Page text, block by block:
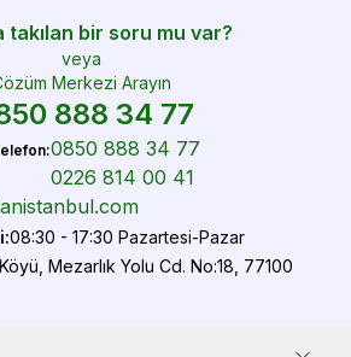
takılan bir soru mu var?
veya
Merkezi Arayın
888 34 77
:0850 888 34 77
0226 814 00 41
:08:30 - 17:30 Pazartesi-Pazar
Mezarlık Yolu Cd. No:18, 77100